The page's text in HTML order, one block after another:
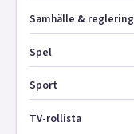
Samhälle & reglering
Spel
Sport
TV-rollista